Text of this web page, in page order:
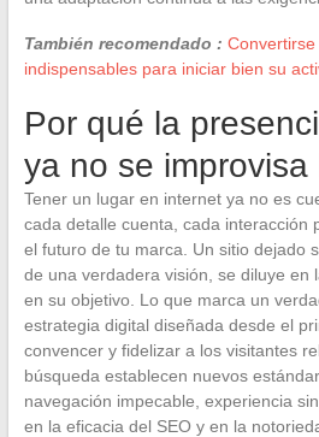
También recomendado :
indispensables para iniciar bien su
Por qué la
ya no se
Tener un lugar en internet ya no es
cada detalle cuenta, cada interacción
el futuro de tu marca. Un sitio dejado
de una verdadera visión, se diluye en
en su objetivo. Lo que marca un
estrategia digital diseñada desde el
convencer y fidelizar a los visitantes
búsqueda establecen nuevos
navegación impecable, experiencia
en la eficacia del SEO y en la